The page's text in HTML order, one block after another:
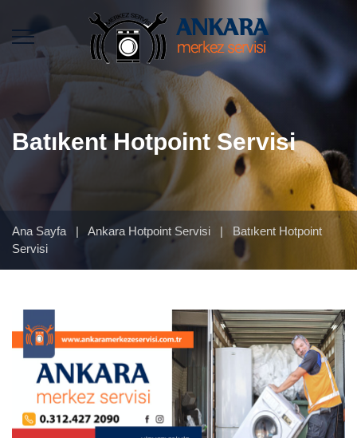
Batıkent Hotpoint Servisi
Ana Sayfa | Ankara Hotpoint Servisi |
Batıkent Hotpoint
Servisi